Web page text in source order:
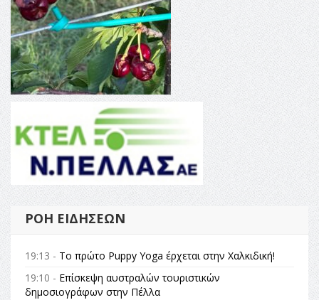
ΡΟΉ ΕΙΔΉΣΕΩΝ
19:13 - Το πρώτο Puppy Yoga έρχεται στην Χαλκιδική!
19:10 - Επίσκεψη αυστραλών τουριστικών
δημοσιογράφων στην Πέλλα